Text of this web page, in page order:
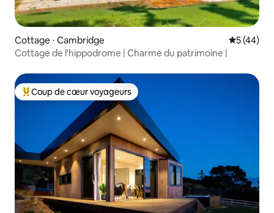
Cottage ⋅ Cambridge
5 (44)
Cottage de l'hippodrome | Charme du patrimoine |
Coups de cœur voyageurs les plus appréciés
Coup de cœur voyageurs